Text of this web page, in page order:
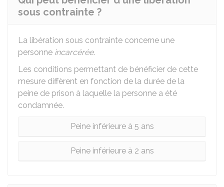
sous contrainte ?
La libération sous contrainte concerne une
personne incarcérée.
Les conditions permettant de bénéficier de cette
mesure diffèrent en fonction de la durée de la
peine de prison à laquelle la personne a été
condamnée.
Peine inférieure à 5 ans
Peine inférieure à 2 ans